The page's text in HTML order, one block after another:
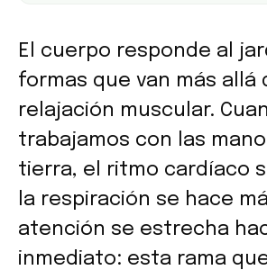
El cuerpo responde al
formas que van más allá
relajación muscular.
trabajamos con las
tierra, el ritmo cardíaco
la respiración se hace
atención se estrecha
inmediato: esta rama